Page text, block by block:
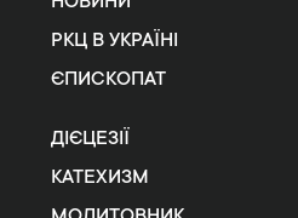
РКЦ В УКРАЇНІ
ЄПИСКОПАТ
ДІЄЦЕЗІЇ
КАТЕХИЗМ